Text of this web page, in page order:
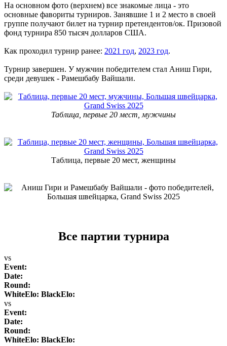
На основном фото (верхнем) все знакомые лица - это
основные фавориты турниров. Занявшие 1 и 2 место в своей
группе получают билет на турнир претендентов/ок. Призовой
фонд турнира 850 тысяч долларов США.
Как проходил турнир ранее: 2021 год, 2023 год.
Турнир завершен. У мужчин победителем стал Аниш Гири,
среди девушек - Рамешбабу Вайшали.
Таблица, первые 20 мест, мужчины
Таблица, первые 20 мест, женщины
Все партии турнира
vs
Event:
Date:
Round:
WhiteElo: BlackElo:
vs
Event:
Date:
Round:
WhiteElo: BlackElo: